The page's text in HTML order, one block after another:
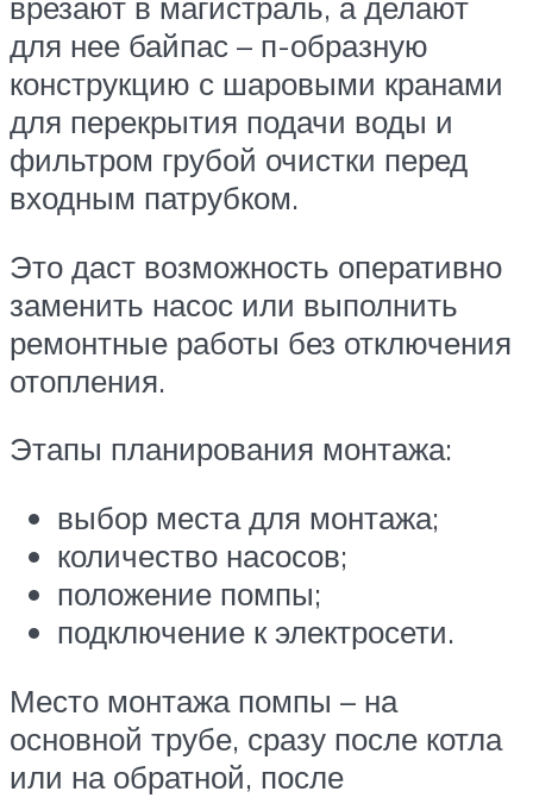
для нее байпас – п-образную
конструкцию с шаровыми кранами
для перекрытия подачи воды и
фильтром грубой очистки перед
входным патрубком.
Это даст возможность оперативно
заменить насос или выполнить
ремонтные работы без отключения
отопления.
Этапы планирования монтажа:
выбор места для монтажа;
количество насосов;
положение помпы;
подключение к электросети.
Место монтажа помпы – на
основной трубе, сразу после котла
или на обратной, после